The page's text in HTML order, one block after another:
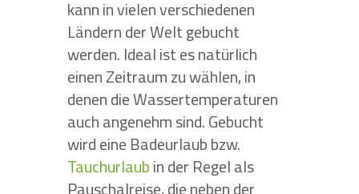
kann in vielen verschiedenen
Ländern der Welt gebucht
werden. Ideal ist es natürlich
einen Zeitraum zu wählen, in
denen die Wassertemperaturen
auch angenehm sind. Gebucht
wird eine Badeurlaub bzw.
Tauchurlaubin der Regel als
Pauschalreise, die neben der